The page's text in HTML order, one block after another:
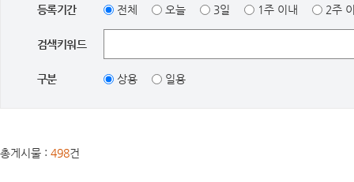
등록기간 전체 오늘 3일 1주 이내 2주
검색키워드
구분 상용 일용
총게시물 : 498건